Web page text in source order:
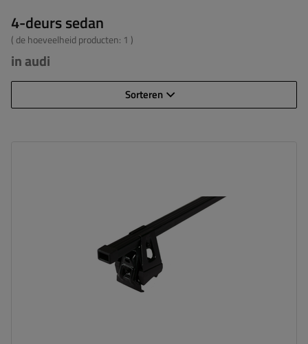
4-deurs sedan
( de hoeveelheid producten: 1 )
in audi
Sorteren